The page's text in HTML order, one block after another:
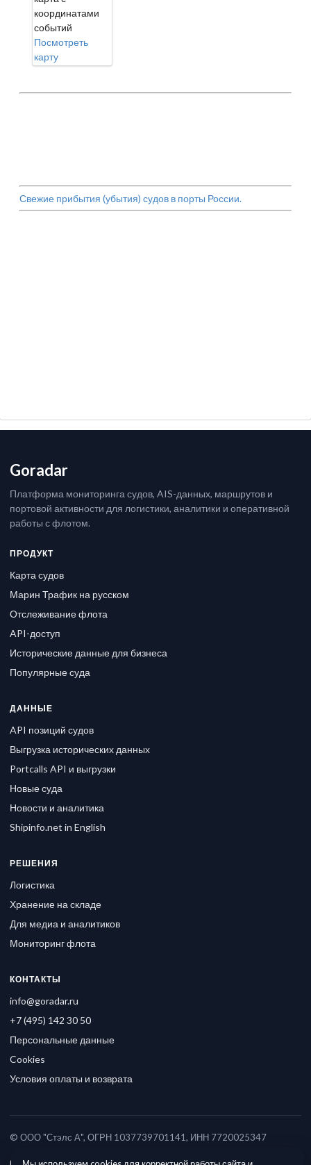
координатами
событий
Посмотреть
карту
Свежие прибытия (убытия) судов в порты России.
Goradar
Платформа мониторинга судов, AIS-данных, маршрутов и
портовой активности для логистики, аналитики и оперативной
работы с флотом.
ПРОДУКТ
Карта судов
Марин Трафик на русском
Отслеживание флота
API-доступ
Исторические данные для бизнеса
Популярные суда
ДАННЫЕ
API позиций судов
Выгрузка исторических данных
Portcalls API и выгрузки
Новые суда
Новости и аналитика
Shipinfo.net in English
РЕШЕНИЯ
Логистика
Хранение на складе
Для медиа и аналитиков
Мониторинг флота
КОНТАКТЫ
info@goradar.ru
+7 (495) 142 30 50
Персональные данные
Cookies
Условия оплаты и возврата
© ООО "Стэлс А", ОГРН 1037739701141, ИНН 7720025347